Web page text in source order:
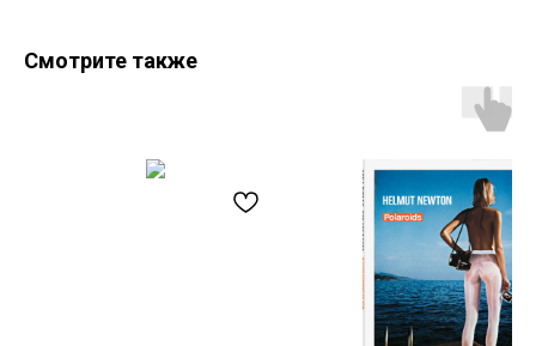
Смотрите также